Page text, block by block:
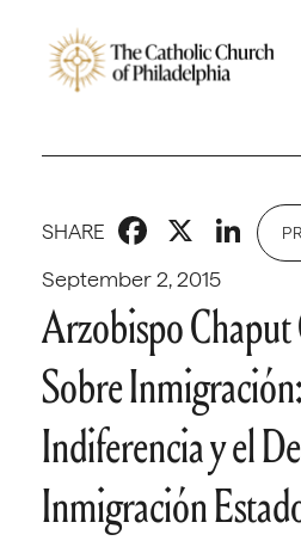
September 2, 2015
SHARE X
Arzobispo
Sobre
Indiferencia y el
Inmigración